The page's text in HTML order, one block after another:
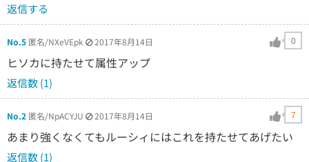
返信する
No.5 匿名/NXeVEpk 2017年8月14日 0
ヒソカに持たせて属性アップ
返信数 (1)
No.2 匿名/NpACYJU 2017年8月14日 7
あまり強くなくてもルーシィにはこれを持たせてあげたい
返信数 (1)